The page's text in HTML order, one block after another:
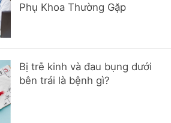
Phụ Khoa Thường Gặp
Bị trễ kinh và đau bụng dưới
bên trái là bệnh gì?